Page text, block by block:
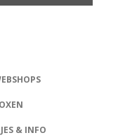
& INFO